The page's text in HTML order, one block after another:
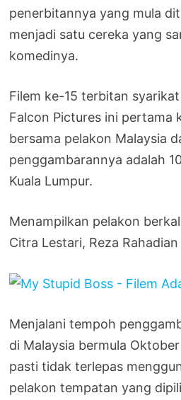
penerbitannya yang mula
menjadi satu cereka yang
komedinya.
Filem ke-15 terbitan
Falcon Pictures ini pertama
bersama pelakon Malaysia
penggambarannya adalah
Kuala Lumpur.
Menampilkan pelakon
Citra Lestari, Reza
Menjalani tempoh
di Malaysia bermula
pasti tidak terlepas
pelakon tempatan yang